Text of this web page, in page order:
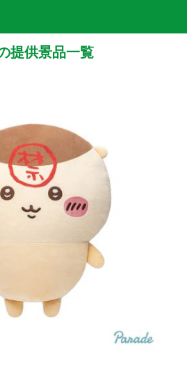
提供景品一覧